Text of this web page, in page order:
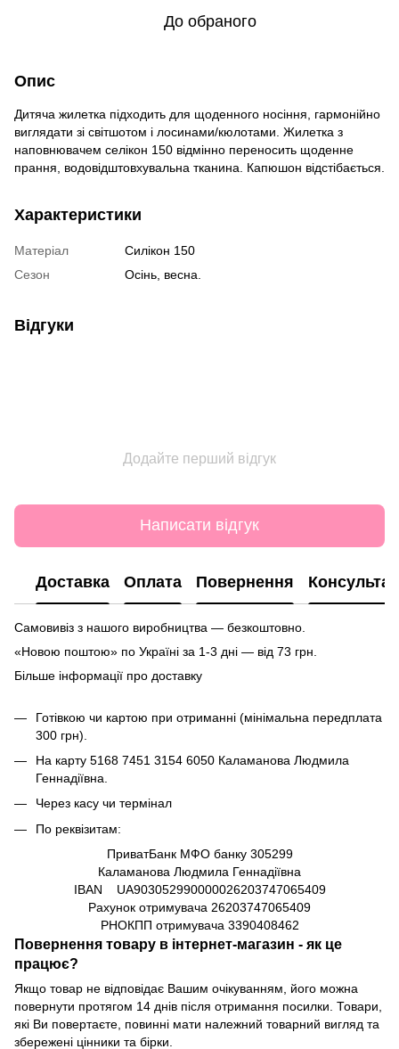
До обраного
Опис
Дитяча жилетка підходить для щоденного носіння, гармонійно
виглядати зі світшотом і лосинами/кюлотами. Жилетка з
наповнювачем селікон 150 відмінно переносить щоденне
прання, водовідштовхувальна тканина. Капюшон відстібається.
Характеристики
Матеріал
Силікон 150
Сезон
Осінь, весна.
Відгуки
Додайте перший відгук
Написати відгук
Доставка Оплата Повернення
Самовивіз з нашого виробництва — безкоштовно.
«Новою поштою» по Україні за 1-3 дні — від 73 грн.
Більше інформації про доставку
Готівкою чи картою при отриманні (мінімальна передплата
300 грн).
На карту 5168 7451 3154 6050 Каламанова Людмила
Геннадіївна.
Через касу чи термінал
По реквізитам:
ПриватБанк МФО банку 305299
Каламанова Людмила Геннадіївна
IBAN UA903052990000026203747065409
Рахунок отримувача 26203747065409
РНОКПП отримувача 3390408462
Повернення товару в інтернет-магазин - як це
працює?
Якщо товар не відповідає Вашим очікуванням, його можна
повернути протягом 14 днів після отримання посилки. Товари,
які Ви повертаєте, повинні мати належний товарний вигляд та
збережені цінники та бірки.